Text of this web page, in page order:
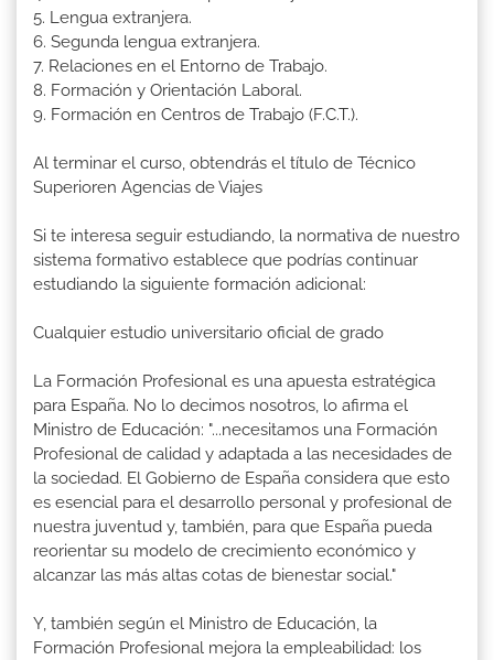
5. Lengua extranjera.
6. Segunda lengua extranjera.
7. Relaciones en el Entorno de Trabajo.
8. Formación y Orientación Laboral.
9. Formación en Centros de Trabajo (F.C.T.).
Al terminar el curso, obtendrás el título de Técnico
Superioren Agencias de Viajes
Si te interesa seguir estudiando, la normativa de nuestro
sistema formativo establece que podrías continuar
estudiando la siguiente formación adicional:
Cualquier estudio universitario oficial de grado
La Formación Profesional es una apuesta estratégica
para España. No lo decimos nosotros, lo afirma el
Ministro de Educación: "...necesitamos una Formación
Profesional de calidad y adaptada a las necesidades de
la sociedad. El Gobierno de España considera que esto
es esencial para el desarrollo personal y profesional de
nuestra juventud y, también, para que España pueda
reorientar su modelo de crecimiento económico y
alcanzar las más altas cotas de bienestar social."
Y, también según el Ministro de Educación, la
Formación Profesional mejora la empleabilidad: los